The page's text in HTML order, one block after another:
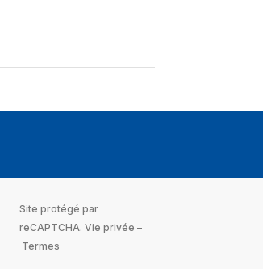
Site protégé par
reCAPTCHA.Vie privée –
Termes